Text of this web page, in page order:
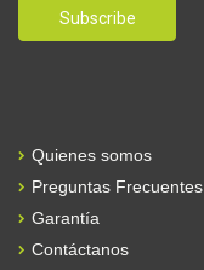
Quienes somos
Preguntas Frecuentes
Garantía
Contáctanos